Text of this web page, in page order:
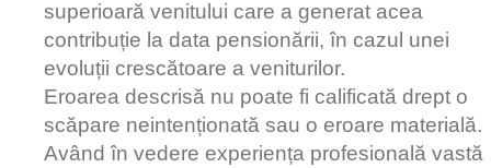
superioară venitului care a generat acea
contribuție la data pensionării, în cazul unei
evoluții crescătoare a veniturilor.
Eroarea descrisă nu poate fi calificată drept o
scăpare neintenționată sau o eroare materială.
Având în vedere experiența profesională vastă